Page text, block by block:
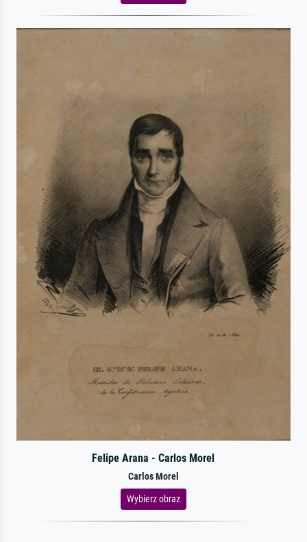
Felipe Arana - Carlos Morel
Carlos Morel
Wybierz obraz